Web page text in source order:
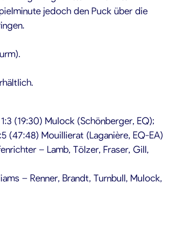
jedoch den Puck über die
(19:30) Mulock (Schönberger, EQ);
(47:48) Mouillierat (Laganière, EQ-EA)
– Lamb, Tölzer, Fraser, Gill,
– Renner, Brandt, Turnbull, Mulock,